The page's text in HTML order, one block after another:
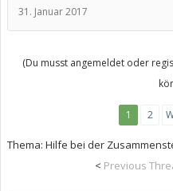
31. Januar 2017
(Du musst angemeldet oder
1 2
Thema: Hilfe bei der
< Previous